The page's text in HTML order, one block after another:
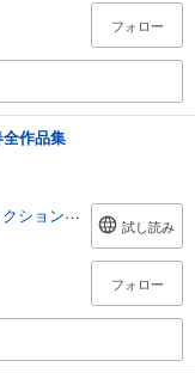
フォロー
作品集
ドキュメンタリー
試し読み
フォロー